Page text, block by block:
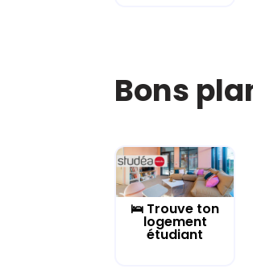
Bons
🛌 Trouve ton
logement
étudiant